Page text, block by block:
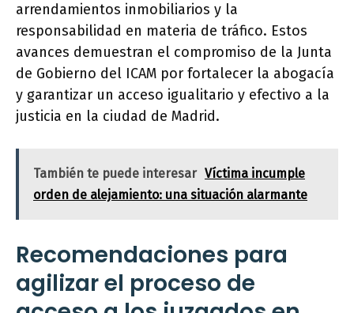
arrendamientos inmobiliarios y la
responsabilidad en materia de tráfico. Estos
avances demuestran el compromiso de la Junta
de Gobierno del ICAM por fortalecer la abogacía
y garantizar un acceso igualitario y efectivo a la
justicia en la ciudad de Madrid.
También te puede interesar Víctima incumple
orden de alejamiento: una situación alarmante
Recomendaciones para
agilizar el proceso de